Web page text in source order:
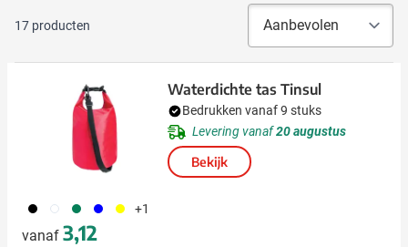
17 producten
001 002 004 005 006 +1
vanaf 3,12
Waterdichte tas Tinsul
Bedrukken vanaf 9 stuks
Levering vanaf20 augustus
Bekijk